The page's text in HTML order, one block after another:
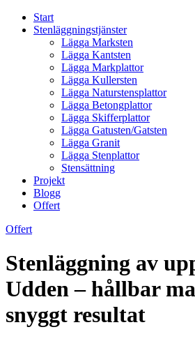
Start
Stenläggningstjänster
Lägga Marksten
Lägga Kantsten
Lägga Markplattor
Lägga Kullersten
Lägga Naturstensplattor
Lägga Betongplattor
Lägga Skifferplattor
Lägga Gatusten/Gatsten
Lägga Granit
Lägga Stenplattor
Stensättning
Projekt
Blogg
Offert
Offert
Stenläggning av
Udden – hållbar
snyggt resultat